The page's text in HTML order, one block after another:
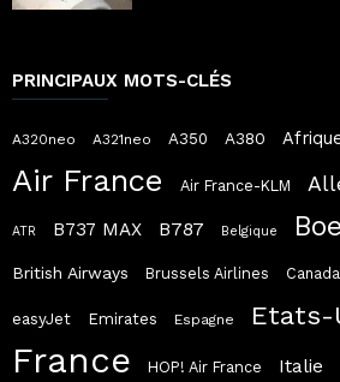
PRINCIPAUX MOTS-CLÉS
A320neo A321neo A350 A380
Air France Air France-KLM
ATR B737 MAX B787 Belgique
British Airways Brussels Airlines Canada
easyJet Emirates Espagne Etats-
France HOP! Air France Italie